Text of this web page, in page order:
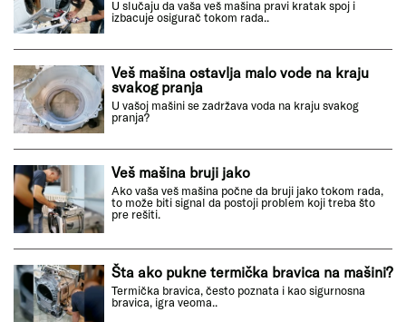
U slučaju da vaša veš mašina pravi kratak spoj i
izbacuje osigurač tokom rada..
Veš mašina ostavlja malo vode na kraju
svakog pranja
U vašoj mašini se zadržava voda na kraju svakog
pranja?
Veš mašina bruji jako
Ako vaša veš mašina počne da bruji jako tokom rada,
to može biti signal da postoji problem koji treba što
pre rešiti.
Šta ako pukne termička bravica na mašini?
Termička bravica, često poznata i kao sigurnosna
bravica, igra veoma..